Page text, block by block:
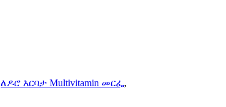
ለዶሮ እርባታ Multivitamin መርፌ,